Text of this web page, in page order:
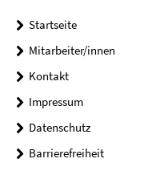
Startseite
Mitarbeiter/innen
Kontakt
Impressum
Datenschutz
Barrierefreiheit